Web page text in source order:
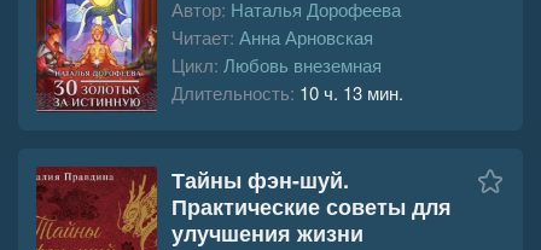
Автор: Наталья Дорофеева
Читает: Анна Арновская
Цикл: Любовь внеземная
Длительность: 10 ч. 13 мин.
Тайны фэн-шуй.
Практические советы для
улучшения жизни